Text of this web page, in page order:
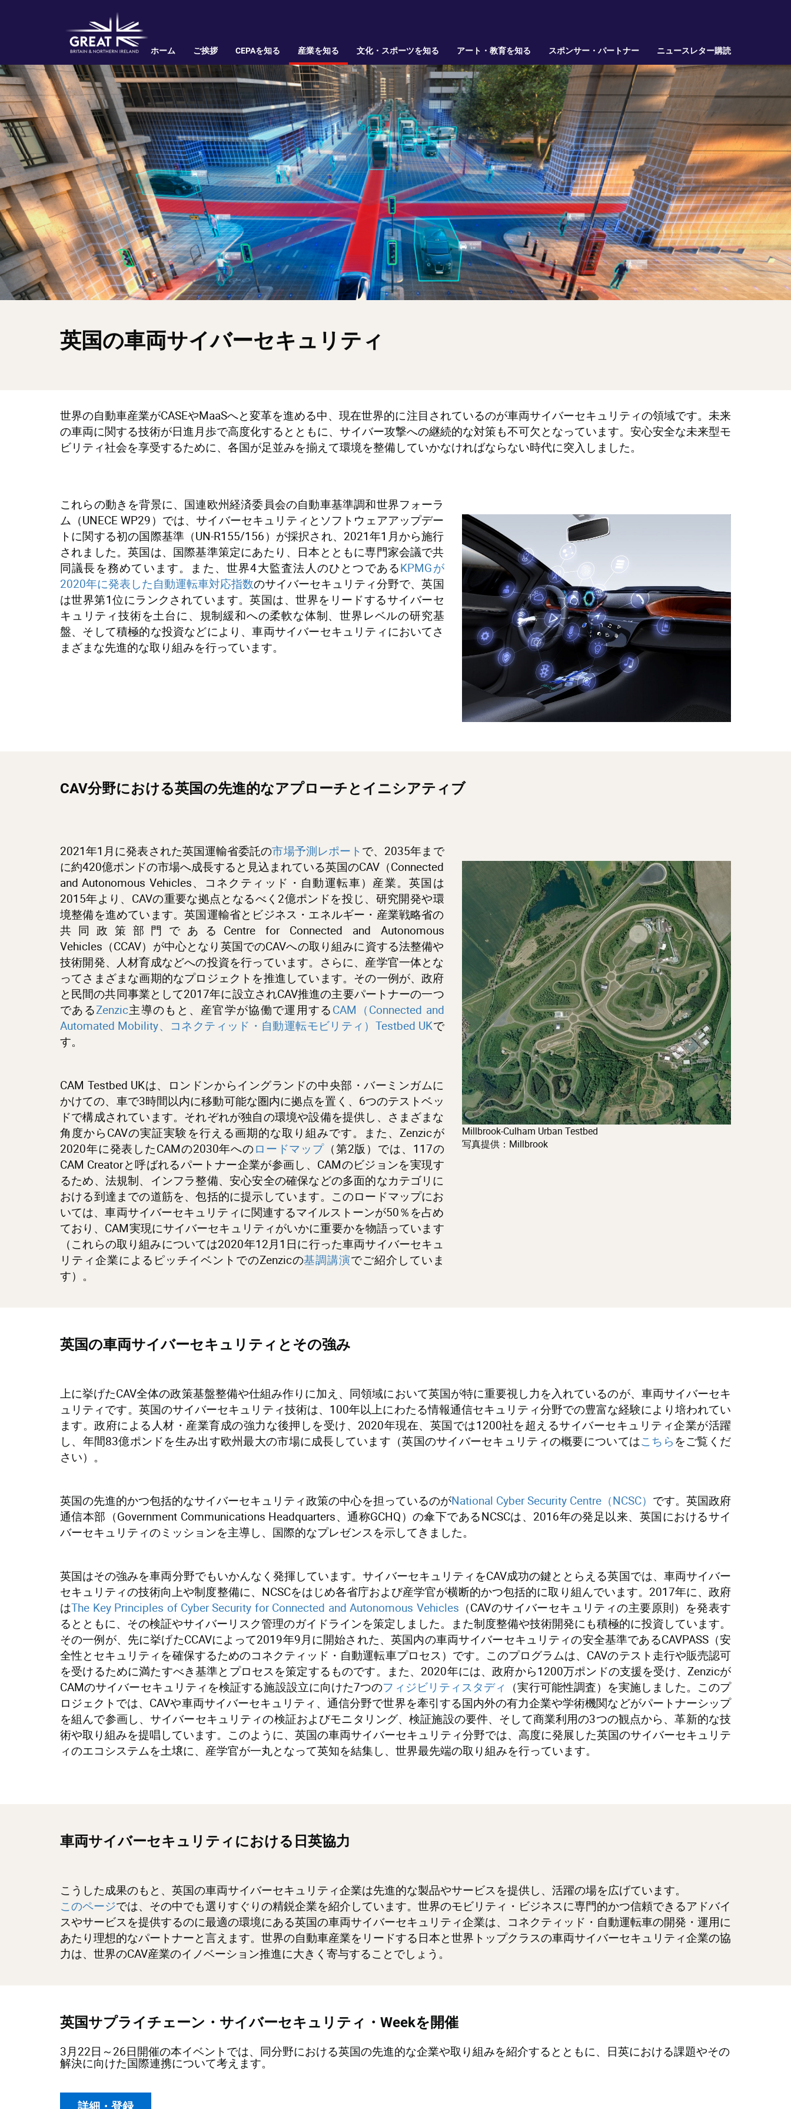
ホーム ご挨拶 CEPAを知る 産業を知る 文化・スポーツを知る アート・教育を知る スポンサー・パートナー ニュースレター購読
英国の車両サイバーセキュリティ
世界の自動車産業がCASEやMaaSへと変革を進める中、現在世界的に注目されているのが車両サイバーセキュリティの領域です。未来
の車両に関する技術が日進月歩で高度化するとともに、サイバー攻撃への継続的な対策も不可欠となっています。安心安全な未来型モ
ビリティ社会を享受するために、各国が足並みを揃えて環境を整備していかなければならない時代に突入しました。
これらの動きを背景に、国連欧州経済委員会の自動車基準調和世界フォーラ
ム（UNECE WP29）では、サイバーセキュリティとソフトウェアアップデー
トに関する初の国際基準（UN-R155/156）が採択され、2021年1月から施行
されました。英国は、国際基準策定にあたり、日本とともに専門家会議で共
同議長を務めています。また、世界4大監査法人のひとつであるKPMGが
2020年に発表した自動運転車対応指数のサイバーセキュリティ分野で、英国
は世界第1位にランクされています。英国は、世界をリードするサイバーセ
キュリティ技術を土台に、規制緩和への柔軟な体制、世界レベルの研究基
盤、そして積極的な投資などにより、車両サイバーセキュリティにおいてさ
まざまな先進的な取り組みを行っています。
CAV分野における英国の先進的なアプローチとイニシアティブ
2021年1月に発表された英国運輸省委託の市場予測レポートで、2035年まで
に約420億ポンドの市場へ成長すると見込まれている英国のCAV（Connected
and Autonomous Vehicles、コネクティッド・自動運転車）産業。英国は
2015年より、CAVの重要な拠点となるべく2億ポンドを投じ、研究開発や環
境整備を進めています。英国運輸省とビジネス・エネルギー・産業戦略省の
共同政策部門であるCentre for Connected and Autonomous
Vehicles（CCAV）が中心となり英国でのCAVへの取り組みに資する法整備や
技術開発、人材育成などへの投資を行っています。さらに、産学官一体とな
ってさまざまな画期的なプロジェクトを推進しています。その一例が、政府
と民間の共同事業として2017年に設立されCAV推進の主要パートナーの一つ
であるZenzic主導のもと、産官学が協働で運用するCAM（Connected and
Automated Mobility、コネクティッド・自動運転モビリティ）Testbed UKで
す。
CAM Testbed UKは、ロンドンからイングランドの中央部・バーミンガムに
かけての、車で3時間以内に移動可能な圏内に拠点を置く、6つのテストベッ
ドで構成されています。それぞれが独自の環境や設備を提供し、さまざまな
角度からCAVの実証実験を行える画期的な取り組みです。また、Zenzicが
2020年に発表したCAMの2030年へのロードマップ（第2版）では、117の
CAM Creatorと呼ばれるパートナー企業が参画し、CAMのビジョンを実現す
るため、法規制、インフラ整備、安心安全の確保などの多面的なカテゴリに
おける到達までの道筋を、包括的に提示しています。このロードマップにお
いては、車両サイバーセキュリティに関連するマイルストーンが50％を占め
ており、CAM実現にサイバーセキュリティがいかに重要かを物語っています
（これらの取り組みについては2020年12月1日に行った車両サイバーセキュ
リティ企業によるピッチイベントでのZenzicの基調講演でご紹介していま
す）。
Millbrook-Culham Urban Testbed
写真提供：Millbrook
英国の車両サイバーセキュリティとその強み
上に挙げたCAV全体の政策基盤整備や仕組み作りに加え、同領域において英国が特に重要視し力を入れているのが、車両サイバーセキ
ュリティです。英国のサイバーセキュリティ技術は、100年以上にわたる情報通信セキュリティ分野での豊富な経験により培われてい
ます。政府による人材・産業育成の強力な後押しを受け、2020年現在、英国では1200社を超えるサイバーセキュリティ企業が活躍
し、年間83億ポンドを生み出す欧州最大の市場に成長しています（英国のサイバーセキュリティの概要についてはこちらをご覧くだ
さい）。
英国の先進的かつ包括的なサイバーセキュリティ政策の中心を担っているのがNational Cyber Security Centre（NCSC） です。英国政府
通信本部（Government Communications Headquarters、通称GCHQ）の傘下であるNCSCは、2016年の発足以来、英国におけるサイ
バーセキュリティのミッションを主導し、国際的なプレゼンスを示してきました。
英国はその強みを車両分野でもいかんなく発揮しています。サイバーセキュリティをCAV成功の鍵ととらえる英国では、車両サイバー
セキュリティの技術向上や制度整備に、NCSCをはじめ各省庁および産学官が横断的かつ包括的に取り組んでいます。2017年に、政府
はThe Key Principles of Cyber Security for Connected and Autonomous Vehicles （CAVのサイバーセキュリティの主要原則）を発表す
るとともに、その検証やサイバーリスク管理のガイドラインを策定しました。また制度整備や技術開発にも積極的に投資しています。
その一例が、先に挙げたCCAVによって2019年9月に開始された、英国内の車両サイバーセキュリティの安全基準であるCAVPASS（安
全性とセキュリティを確保するためのコネクティッド・自動運転車プロセス）です。このプログラムは、CAVのテスト走行や販売認可
を受けるために満たすべき基準とプロセスを策定するものです。また、2020年には、政府から1200万ポンドの支援を受け、Zenzicが
CAMのサイバーセキュリティを検証する施設設立に向けた7つのフィジビリティスタディ
（実行可能性調査）を実施しました。このプ
ロジェクトでは、CAVや車両サイバーセキュリティ、通信分野で世界を牽引する国内外の有力企業や学術機関などがパートナーシップ
を組んで参画し、サイバーセキュリティの検証およびモニタリング、検証施設の要件、そして商業利用の3つの観点から、革新的な技
術や取り組みを提唱しています。このように、英国の車両サイバーセキュリティ分野では、高度に発展した英国のサイバーセキュリテ
ィのエコシステムを土壌に、産学官が一丸となって英知を結集し、世界最先端の取り組みを行っています。
車両サイバーセキュリティにおける日英協力
こうした成果のもと、英国の車両サイバーセキュリティ企業は先進的な製品やサービスを提供し、活躍の場を広げています。
このページでは、その中でも選りすぐりの精鋭企業を紹介しています。世界のモビリティ・ビジネスに専門的かつ信頼できるアドバイ
スやサービスを提供するのに最適の環境にある英国の車両サイバーセキュリティ企業は、コネクティッド・自動運転車の開発・運用に
あたり理想的なパートナーと言えます。世界の自動車産業をリードする日本と世界トップクラスの車両サイバーセキュリティ企業の協
力は、世界のCAV産業のイノベーション推進に大きく寄与することでしょう。
英国サプライチェーン・サイバーセキュリティ・Weekを開催
3月22日～26日開催の本イベントでは、同分野における英国の先進的な企業や取り組みを紹介するとともに、日英における課題やその
解決に向けた国際連携について考えます。